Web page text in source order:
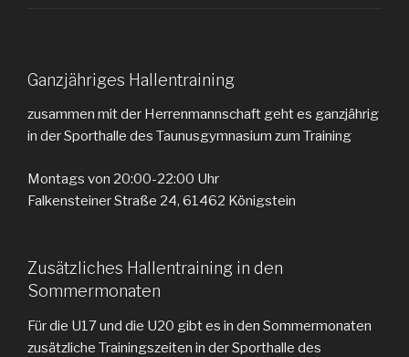
Ganzjähriges Hallentraining
zusammen mit der Herrenmannschaft geht es ganzjährig
in der Sporthalle des Taunusgymnasium zum Training
Montags von 20:00-22:00 Uhr
Falkensteiner Straße 24, 61462 Königstein
Zusätzliches Hallentraining in den
Sommermonaten
Für die U17 und die U20 gibt es in den Sommermonaten
zusätzliche Trainingszeiten in der Sporthalle des